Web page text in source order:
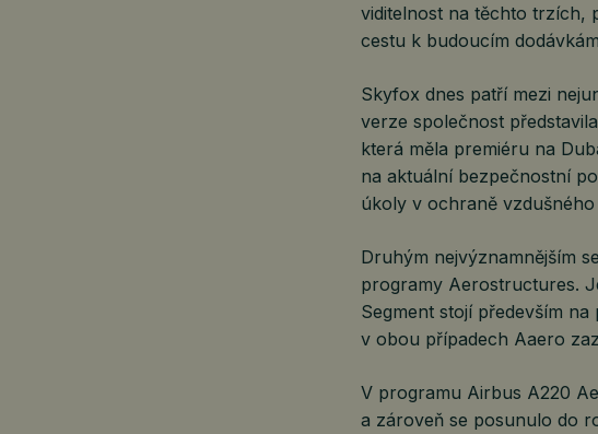
viditelnost na těchto trzích,
cestu k budoucím
Skyfox dnes patří mezi
verze společnost
která měla premiéru na
na aktuální bezpečnostní
úkoly v ochraně
Druhým nejvýznamnějším
programy Aerostructures.
Segment stojí především
v obou případech Aaero
V programu Airbus A220
a zároveň se posunulo do